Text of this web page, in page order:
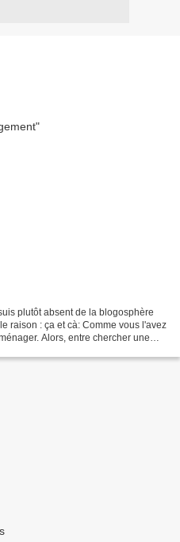
plutôt absent de la blogosphère
raison : ça et cà: Comme vous l'avez
Alors, entre chercher une